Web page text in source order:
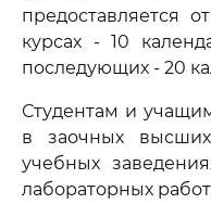
предоставляется
курсах - 10
последующих - 20
Студентам и
в заочных
учебных
лабораторных